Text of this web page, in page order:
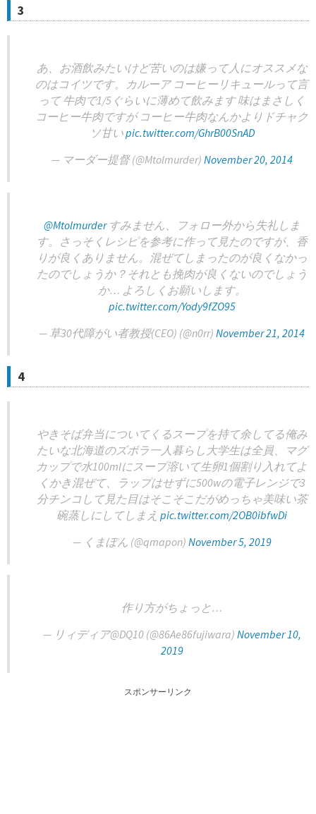
3
あ、お酒飲みたいけど苦いのは嫌って人にオススメな
のはコイツです。カルーア コーヒーリキュールって言
って 牛肉で1/5ぐらいに薄めて飲みます 味はまさしく
コーヒー牛肉ですが コーヒー牛肉なんかよりドチャク
ソ甘いpic.twitter.com/GhrB00SnAD
— マーダー提督 (@Mtolmurder) November 20, 2014
@Mtolmurderすみません、フォロー外から失礼しま
す。さっそくレシピを参考に作って見たのですが、香
りが良くありません。混ぜてしまったのが良くなかっ
たのでしょうか？それとも挽肉が良くないのでしょう
か… よろしくお願いします。
pic.twitter.com/Yody9fZO95
— 草30代障がい者教授(CEO) (@n0rr) November 21, 2014
4
やきそば弁当についてくるスープを持て余してる俺み
たいな北海道のズボラ一人暮らし大学生は全員、マグ
カップで水100mlにスープ溶いて生卵1個割り入れてよ
くかき混ぜて、ラップはせずに500wの電子レンジで3
分チンコして見た目はそこそこだがめっちゃ美味い茶
碗蒸しにしてしまえ pic.twitter.com/2OB0ibfwDi
— くまぽん (@qmapon) November 5, 2019
作り方がちょっと…
— リィディア@DQ10 (@86Ae86fujiwara) November 10,
2019
スポンサーリンク